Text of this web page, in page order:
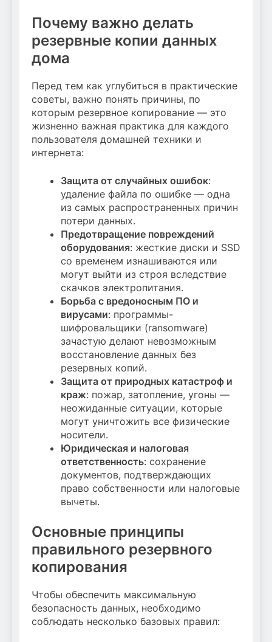
Почему важно делать
резервные копии данных
дома
Перед тем как углубиться в практические
советы, важно понять причины, по
которым резервное копирование — это
жизненно важная практика для каждого
пользователя домашней техники и
интернета:
Защита от случайных ошибок:
удаление файла по ошибке — одна
из самых распространенных причин
потери данных.
Предотвращение повреждений
оборудования: жесткие диски и SSD
со временем изнашиваются или
могут выйти из строя вследствие
скачков электропитания.
Борьба с вредоносным ПО и
вирусами: программы-
шифровальщики (ransomware)
зачастую делают невозможным
восстановление данных без
резервных копий.
Защита от природных катастроф и
краж: пожар, затопление, угоны —
неожиданные ситуации, которые
могут уничтожить все физические
носители.
Юридическая и налоговая
ответственность: сохранение
документов, подтверждающих
право собственности или налоговые
вычеты.
Основные принципы
правильного резервного
копирования
Чтобы обеспечить максимальную
безопасность данных, необходимо
соблюдать несколько базовых правил: